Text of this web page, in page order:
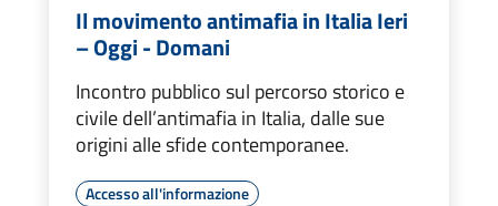
Il movimento antimafia in Italia Ieri
– Oggi - Domani
Incontro pubblico sul percorso storico e
civile dell’antimafia in Italia, dalle sue
origini alle sfide contemporanee.
Accesso all'informazione